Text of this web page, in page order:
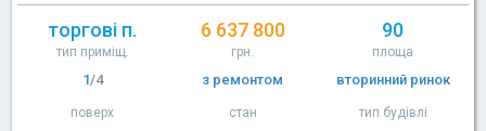
торгові п.
тип приміщ.
6 637 800
грн.
90
площа
1/4
поверх
з ремонтом
стан
вторинний ринок
тип будівлі